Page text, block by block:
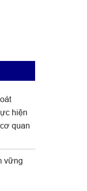
hiện
quan
vững